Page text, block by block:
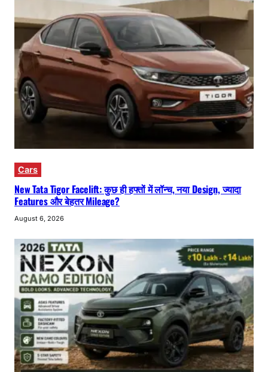
Cars
New Tata Tigor Facelift: कुछ ही हफ्तों में लॉन्च, नया Design, ज्यादा
Features और बेहतर Mileage?
August 6, 2026